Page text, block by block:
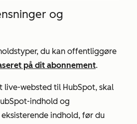
og
du kan offentliggøre
på dit abonnement.
live-websted til HubSpot, skal
indhold og
indhold, før du